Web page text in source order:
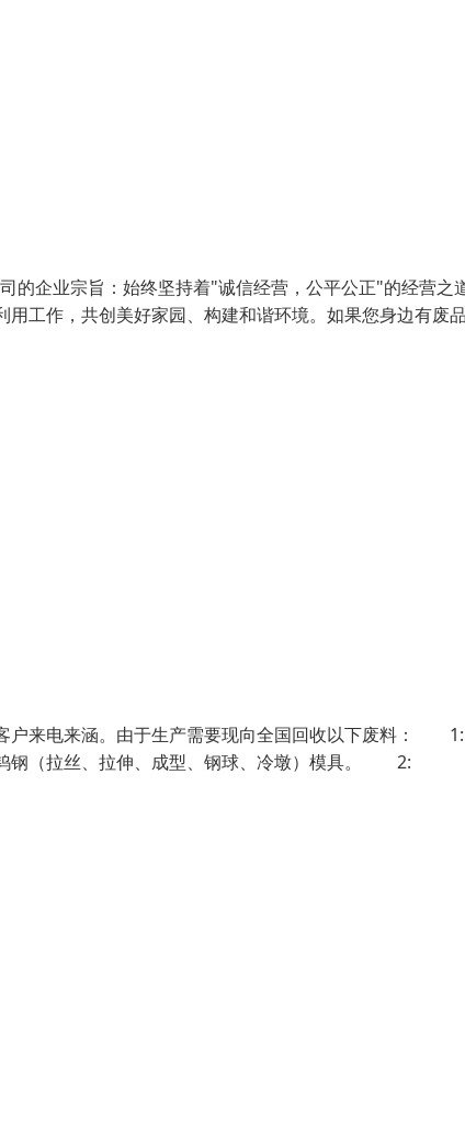
的企业宗旨：始终坚持着"诚信经营，公平公正"的经营之
工作，共创美好家园、构建和谐环境。如果您身边有废
户来电来涵。由于生产需要现向全国回收以下废料：
钢（拉丝、拉伸、成型、钢球、冷墩）模具。 2: